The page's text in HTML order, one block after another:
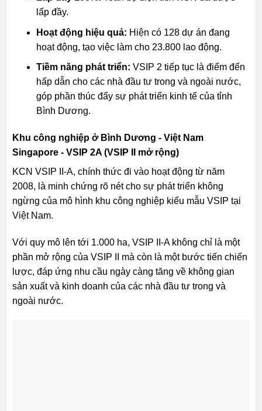
lấp đầy.
Hoạt động hiệu quả: Hiện có 128 dự án đang
hoạt động, tạo việc làm cho 23.800 lao động.
Tiềm năng phát triển: VSIP 2 tiếp tục là điểm đến
hấp dẫn cho các nhà đầu tư trong và ngoài nước,
góp phần thúc đẩy sự phát triển kinh tế của tỉnh
Bình Dương.
Khu công nghiệp ở Bình Dương -Việt Nam
Singapore - VSIP 2A (VSIP II mở rộng)
KCN VSIP II-A, chính thức đi vào hoạt động từ năm
2008, là minh chứng rõ nét cho sự phát triển không
ngừng của mô hình khu công nghiệp kiểu mẫu VSIP tại
Việt Nam.
Với quy mô lên tới 1.000 ha, VSIP II-A không chỉ là một
phần mở rộng của VSIP II mà còn là một bước tiến chiến
lược, đáp ứng nhu cầu ngày càng tăng về không gian
sản xuất và kinh doanh của các nhà đầu tư trong và
ngoài nước.